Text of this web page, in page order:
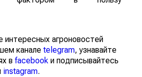
агроновостей
канале telegram, узнавайте
в facebook и подписывайтесь
instagram.